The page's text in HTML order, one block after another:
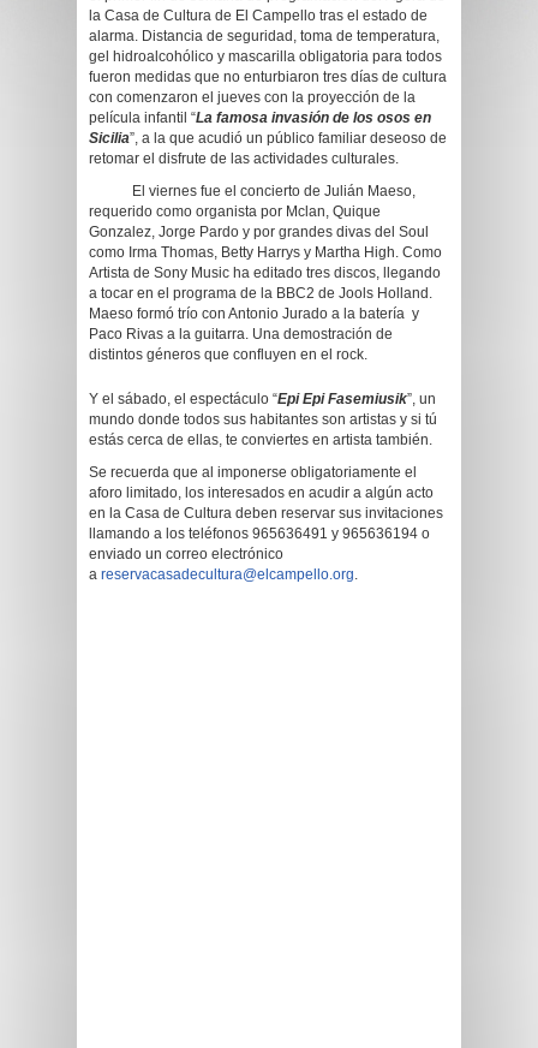
la Casa de Cultura de El Campello tras el estado de
alarma. Distancia de seguridad, toma de temperatura,
gel hidroalcohólico y mascarilla obligatoria para todos
fueron medidas que no enturbiaron tres días de cultura
con comenzaron el jueves con la proyección de la
película infantil “La famosa invasión de los osos en
Sicilia”, a la que acudió un público familiar deseoso de
retomar el disfrute de las actividades culturales.
El viernes fue el concierto de Julián Maeso,
requerido como organista por Mclan, Quique
Gonzalez, Jorge Pardo y por grandes divas del Soul
como Irma Thomas, Betty Harrys y Martha High. Como
Artista de Sony Music ha editado tres discos, llegando
a tocar en el programa de la BBC2 de Jools Holland.
Maeso formó trío con Antonio Jurado a la batería y
Paco Rivas a la guitarra. Una demostración de
distintos géneros que confluyen en el rock.
Y el sábado, el espectáculo “Epi Epi Fasemiusik”, un
mundo donde todos sus habitantes son artistas y si tú
estás cerca de ellas, te conviertes en artista también.
Se recuerda que al imponerse obligatoriamente el
aforo limitado, los interesados en acudir a algún acto
en la Casa de Cultura deben reservar sus invitaciones
llamando a los teléfonos 965636491 y 965636194 o
enviado un correo electrónico
a reservacasadecultura@elcampello.org.